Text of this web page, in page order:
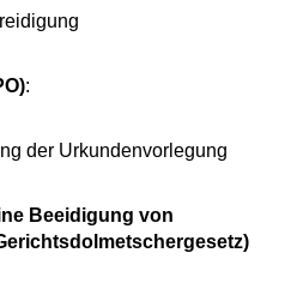
:
der Urkundenvorlegung
Beeidigung von